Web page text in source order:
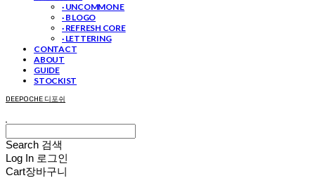
· UNCOMMON E
· B LOGO
· REFRESH CORE
· LETTERING
CONTACT
ABOUT
GUIDE
STOCKIST
DEEPOCHE 디포쉬
Search 검색
Log In 로그인
Cart장바구니